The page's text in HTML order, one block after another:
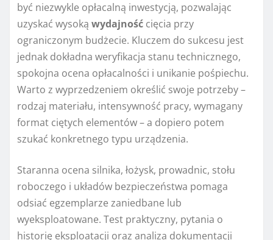
być niezwykle opłacalną inwestycją, pozwalając
uzyskać wysoką wydajność cięcia przy
ograniczonym budżecie. Kluczem do sukcesu jest
jednak dokładna weryfikacja stanu technicznego,
spokojna ocena opłacalności i unikanie pośpiechu.
Warto z wyprzedzeniem określić swoje potrzeby –
rodzaj materiału, intensywność pracy, wymagany
format ciętych elementów – a dopiero potem
szukać konkretnego typu urządzenia.
Staranna ocena silnika, łożysk, prowadnic, stołu
roboczego i układów bezpieczeństwa pomaga
odsiać egzemplarze zaniedbane lub
wyeksploatowane. Test praktyczny, pytania o
historię eksploatacji oraz analiza dokumentacji